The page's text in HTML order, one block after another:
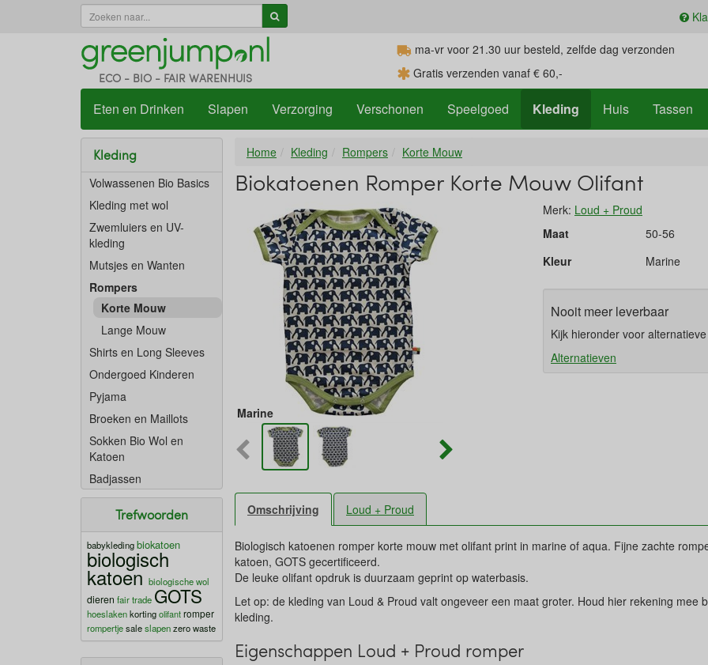
ECO - BIO - FAIR WARENHUIS
ma-vr voor 21.30 uur besteld, zelfde dag verzonden
Gratis verzenden vanaf € 60,-
Eten en Drinken Slapen Verzorging Verschonen Speelgoed Kleding Huis Tassen
Kleding
Volwassenen Bio Basics
Kleding met wol
Zwemluiers en UV-
kleding
Mutsjes en Wanten
Rompers
Korte Mouw
Lange Mouw
Shirts en Long Sleeves
Ondergoed Kinderen
Pyjama
Broeken en Maillots
Sokken Bio Wol en
Katoen
Badjassen
Trefwoorden
babykledingbiokatoen
biologisch
katoen biologische wol
dieren fair trade GOTS
hoeslakenkortingolifantromper
rompertjesaleslapenzero waste
Home Kleding Rompers Korte Mouw
Biokatoenen Romper Korte Mouw Olifant
Marine
Merk: Loud + Proud
Maat
50-56
Kleur
Marine
Nooit meer leverbaar
Kijk hieronder voor
Alternatieven
Omschrijving Loud + Proud
Biologisch katoenen romper korte mouw met olifant print in marine of aqua. Fijne zachte
katoen, GOTS gecertificeerd.
De leuke olifant opdruk is duurzaam geprint op waterbasis.
Let op: de kleding van Loud & Proud valt ongeveer een maat groter. Houd hier rekening mee
kleding.
Eigenschappen Loud + Proud romper